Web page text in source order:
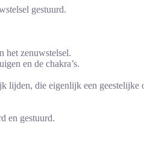
gestuurd.
het zenuwstelsel.
en de chakra’s.
lijden, die eigenlijk een geestelijke
en gestuurd.